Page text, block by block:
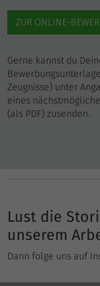
ZUR ONLINE-
Gerne kannst du
Zeugnisse) unter
eines
(als PDF) zusenden.
Lust die
unserem
Dann folge uns auf